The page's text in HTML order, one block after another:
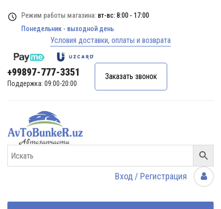
Режим работы магазина: вт-вс: 8:00 - 17:00
Понедельник - выходной день
Условия доставки, оплаты и возврата
+99897-777-3351
Поддержка: 09:00-20:00
Заказать звонок
Вход / Регистрация